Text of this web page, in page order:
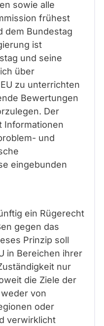
sowie alle
frühest
dem Bundestag
ist
und seine
über
zu unterrichten
Bewertungen
Der
Informationen
und
eingebunden
ein Rügerecht
gegen das
Prinzip soll
in Bereichen ihrer
nur
die Ziele der
von
oder
verwirklicht